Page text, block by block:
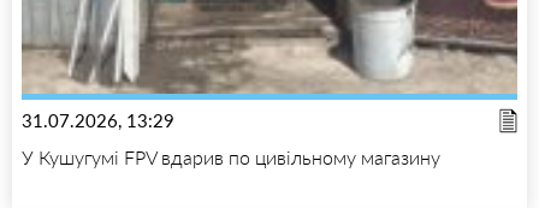
31.07.2026, 13:29
У Кушугумі FPV вдарив по цивільному магазину